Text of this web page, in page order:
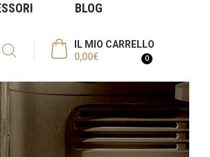
BLOG
IL MIO CARRELLO
0
0,00€